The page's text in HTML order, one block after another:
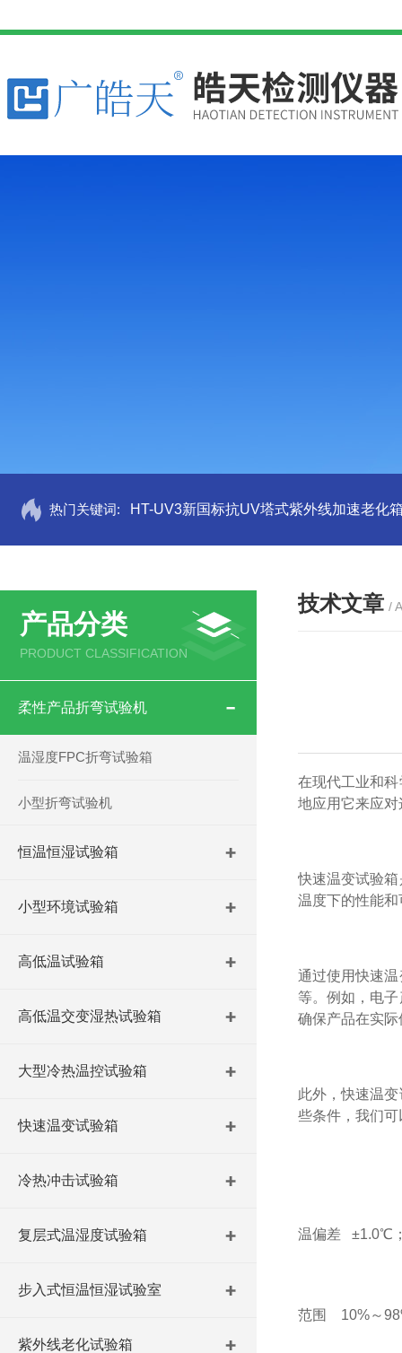
热门关键词: HT-UV3新国标抗UV塔式紫外线加速老化
产品分类
PRODUCT CLASSIFICATION
柔性产品折弯试验机
温湿度FPC折弯试验箱
小型折弯试验机
恒温恒湿试验箱
小型环境试验箱
高低温试验箱
高低温交变湿热试验箱
大型冷热温控试验箱
快速温变试验箱
冷热冲击试验箱
复层式温湿度试验箱
步入式恒温恒湿试验室
紫外线老化试验箱
技术文章 /
在现代工业和
地应用它来应
快速温变试验
温度下的性能和
通过使用快速
等。例如，电
确保产品在实
此外，快速温
些条件，我们
温偏差 ±1.0℃
范围 10%～